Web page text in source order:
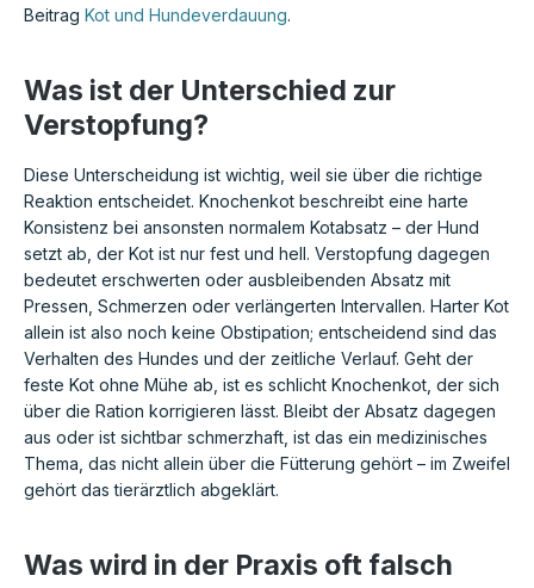
Beitrag Kot und Hundeverdauung.
Was ist der Unterschied zur
Verstopfung?
Diese Unterscheidung ist wichtig, weil sie über die richtige
Reaktion entscheidet. Knochenkot beschreibt eine harte
Konsistenz bei ansonsten normalem Kotabsatz – der Hund
setzt ab, der Kot ist nur fest und hell. Verstopfung dagegen
bedeutet erschwerten oder ausbleibenden Absatz mit
Pressen, Schmerzen oder verlängerten Intervallen. Harter Kot
allein ist also noch keine Obstipation; entscheidend sind das
Verhalten des Hundes und der zeitliche Verlauf. Geht der
feste Kot ohne Mühe ab, ist es schlicht Knochenkot, der sich
über die Ration korrigieren lässt. Bleibt der Absatz dagegen
aus oder ist sichtbar schmerzhaft, ist das ein medizinisches
Thema, das nicht allein über die Fütterung gehört – im Zweifel
gehört das tierärztlich abgeklärt.
Was wird in der Praxis oft falsch